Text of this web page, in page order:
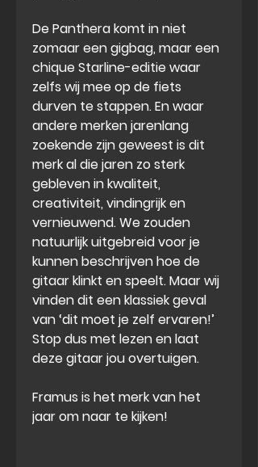
De Panthera komt in niet
zomaar een gigbag, maar een
chiqueStarline-editiewaar
zelfs wij mee op de fiets
durven te stappen. En waar
andere merken jarenlang
zoekende zijn geweest is dit
merk al die jaren zo sterk
gebleven in kwaliteit,
creativiteit, vindingrijk en
vernieuwend. We zouden
natuurlijk uitgebreid voor je
kunnen beschrijven hoe de
gitaar klinkt en speelt. Maar wij
vinden dit een klassiek geval
van ‘dit moet je zelf ervaren!’
Stop dus met lezen en laat
deze gitaar jou overtuigen.
Framus is het merk van het
jaar om naar te kijken!